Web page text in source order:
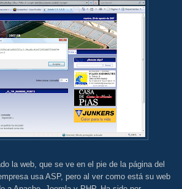
la web, que se ve en el pie de la página del
usa ASP, pero al ver como está su web